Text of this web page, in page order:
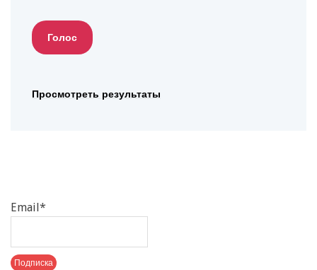
Просмотреть результаты
Email*